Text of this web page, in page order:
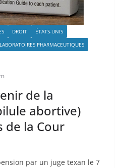
DROIT
ÉTATS-UNIS
LABORATOIRES PHARMACEUTIQUES
de la
abortive)
de la Cour
par un juge texan le 7